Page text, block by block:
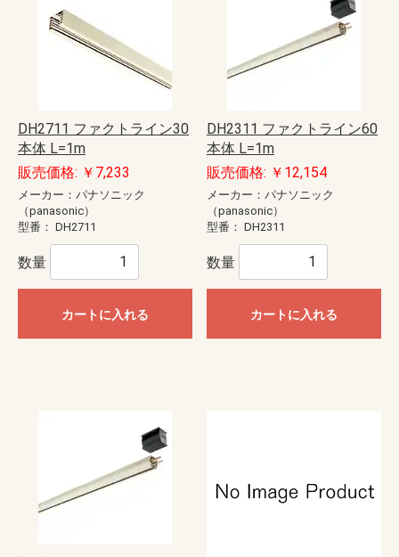
DH2711 ファクトライン30
本体 L=1m
販売価格: ￥7,233
メーカー：パナソニック
（panasonic）
型番： DH2711
数量
カートに入れる
DH2311 ファクトライン60
本体 L=1m
販売価格: ￥12,154
メーカー：パナソニック
（panasonic）
型番： DH2311
数量
カートに入れる